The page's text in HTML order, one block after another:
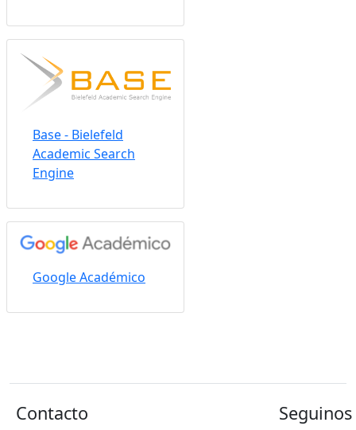
Base - Bielefeld
Academic Search
Engine
Google Académico
Contacto